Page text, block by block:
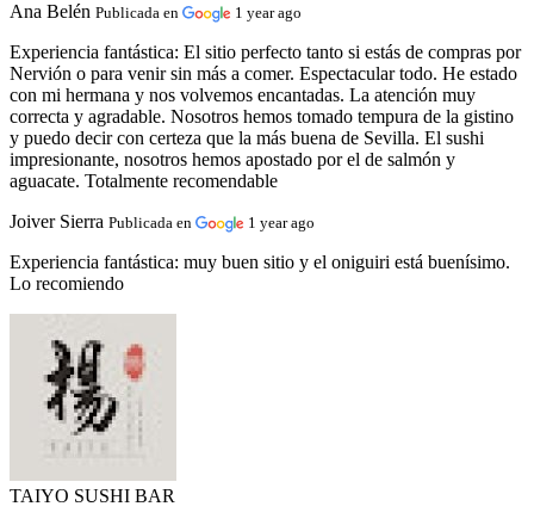
Ana Belén Publicada en 1 year ago
Experiencia fantástica: El sitio perfecto tanto si estás de compras por
Nervión o para venir sin más a comer. Espectacular todo. He estado
con mi hermana y nos volvemos encantadas. La atención muy
correcta y agradable. Nosotros hemos tomado tempura de la gistino
y puedo decir con certeza que la más buena de Sevilla. El sushi
impresionante, nosotros hemos apostado por el de salmón y
aguacate. Totalmente recomendable
Joiver Sierra Publicada en 1 year ago
Experiencia fantástica: muy buen sitio y el oniguiri está buenísimo.
Lo recomiendo
TAIYO SUSHI BAR